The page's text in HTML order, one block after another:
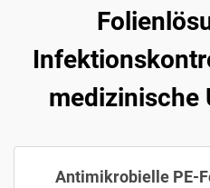
medizinische
Antimikrobielle PE-